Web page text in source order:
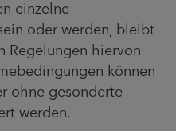
einzelne
oder werden, bleibt
Regelungen hiervon
können
ohne gesonderte
werden.